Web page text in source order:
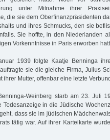
unter Mitnahme ihrer
die sie dem Oberfinanzpräsidenten
und ihres Schmucks, den sie
Sie hoffte, in den Niederlanden
Vorkenntnisse in Paris erworben
1939 folgte Kaatje Benninga
sie die gleiche Firma, Julius
ihrer Mutter, offenbar eine letzte
Weinberg starb am 23. Juli
Todesanzeige in die Jüdische
dass sie im jüdischen
tätig war. Auf ihrer Karteikarte